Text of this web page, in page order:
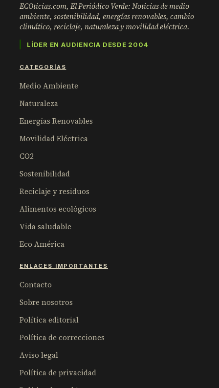
ECOticias.com, El Periódico Verde: Noticias de medio
ambiente, sostenibilidad, energías renovables, cambio
climático, reciclaje, naturaleza y movilidad eléctrica.
LÍDER EN AUDIENCIA DESDE 2004
CATEGORÍAS
Medio Ambiente
Naturaleza
Energías Renovables
Movilidad Eléctrica
CO2
Sostenibilidad
Reciclaje y residuos
Alimentos ecológicos
Vida saludable
Eco América
ENLACES IMPORTANTES
Contacto
Sobre nosotros
Política editorial
Política de correcciones
Aviso legal
Política de privacidad